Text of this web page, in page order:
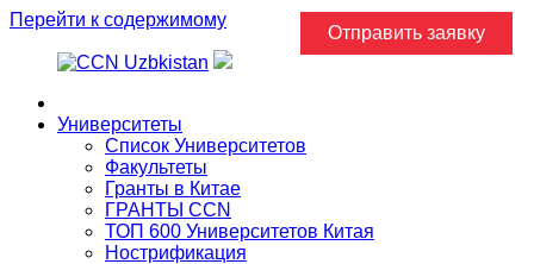
Перейти к содержимому
Университеты
Список Университетов
Факультеты
Гранты в Китае
ГРАНТЫ ССN
ТОП 600 Университетов Китая
Нострификация
Отправить заявку